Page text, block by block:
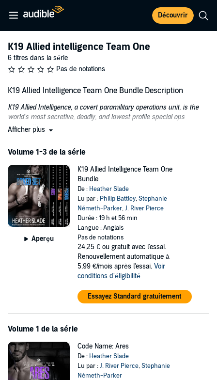
Découvrir
K19 Allied intelligence Team One
6 titres dans la série
Pas de notations
K19 Allied Intelligence Team One Bundle Description
K19 Allied Intelligence, a covert paramilitary operations unit, is the
world’s most secretive, deadly, and lowest profile special ops
organization.
intelligence to save them. As the K19 Allied Intelligence Team One
Come hell or high water, these agents will take down the enemy one
by one. Get ready for a perilous and passionate ride in this five-book
K19 spinoff series.
Code Name: Ares
A man of honor. A man of war. Ares will battle for his country and
for those he loves.
Code Name: Cayman
A man of strength. A man of danger. Cayman will destroy anyone
A man of strength. A man of danger. Cayman will destroy anyone
While each title in this series is a standalone featuring one couple
with their own HEA, the books in the series will be more enjoyable in
©2024 Heather Slade (P)2024 Sparrow Publishing
Afficher plus
Volume 1-3 de la série
Aperçu
K19 Allied Intelligence Team One
Bundle
De : Heather Slade
Lu par : Philip Battley,Stephanie
Németh-Parker,J. River Pierce
Durée : 19 h et 56 min
Langue : Anglais
Pas de notations
24,25 € ou gratuit avec l'essai.
Renouvellement automatique à
5,99 €/mois après l'essai. Voir
conditions d'éligibilité
Essayez Standard gratuitement
Volume 1 de la série
Code Name: Ares
De : Heather Slade
Lu par :J. River Pierce,Stephanie
Németh-Parker